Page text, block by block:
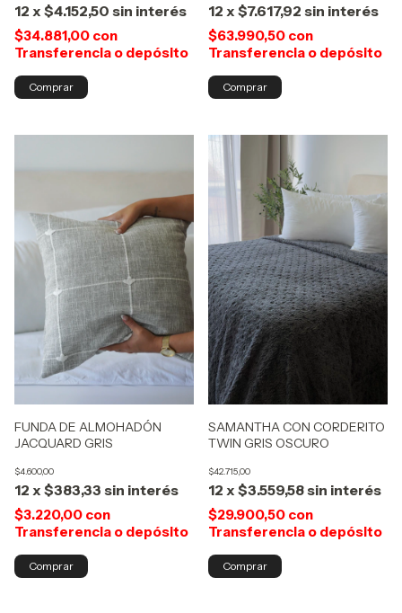
12 x $4.152,50 sin interés
$34.881,00 con
Transferencia o depósito
12 x $7.617,92 sin interés
$63.990,50 con
Transferencia o depósito
FUNDA DE ALMOHADÓN
JACQUARD GRIS
$4.600,00
12 x $383,33 sin interés
$3.220,00 con
Transferencia o depósito
SAMANTHA CON CORDERITO
TWIN GRIS OSCURO
$42.715,00
12 x $3.559,58sin interés
$29.900,50 con
Transferencia o depósito